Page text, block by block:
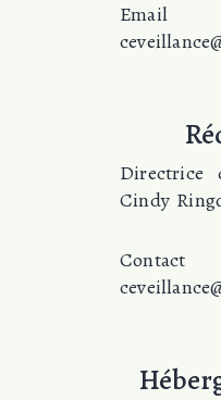
Directrice
Cindy